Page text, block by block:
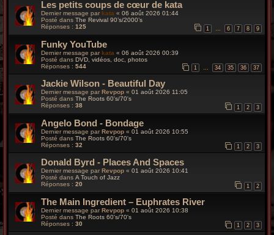
h
g
o
v
Les petits coups de cœur de kata
Dernier message par kata « 06 août 2026 01:44
Posté dans The Revival 90’s/2000’s
Réponses : 125 1 6 7 8 9
Funky YouTube
Dernier message parkata « 06 août 2026 00:39
Posté dans DVD, vidéos, doc, photos
Réponses : 544 1 … 34 35 36 37
Jackie Wilson - Beautiful Day
Dernier message par Revpop « 01 août 2026 11:05
Posté dans The Roots 60's/70's
Réponses : 38 1 2 3
Angelo Bond - Bondage
Dernier message parRevpop « 01 août 2026 10:55
Posté dans The Roots 60's/70's
Réponses : 32 1 2 3
Donald Byrd - Places And Spaces
Dernier message par Revpop « 01 août 2026 10:41
Posté dans A Touch of Jazz
Réponses : 20 1 2
The Main Ingredient – Euphrates River
Dernier message parRevpop « 01 août 2026 10:38
Posté dans The Roots 60's/70's
Réponses : 30 1 2 3